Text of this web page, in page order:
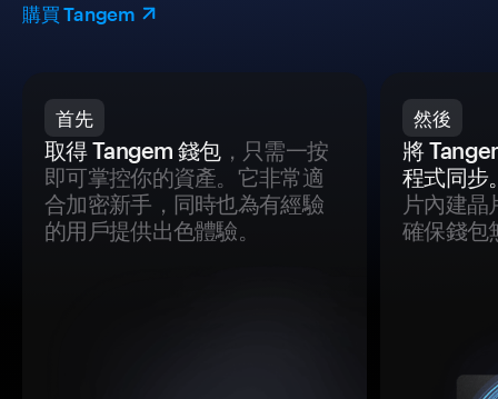
購買 Tangem
首先
取得 Tangem 錢包，只需一按
即可掌控你的資產。它非常適
合加密新手，同時也為有經驗
的用戶提供出色體驗。
然後
將
程式同步
片內建晶
確保錢包